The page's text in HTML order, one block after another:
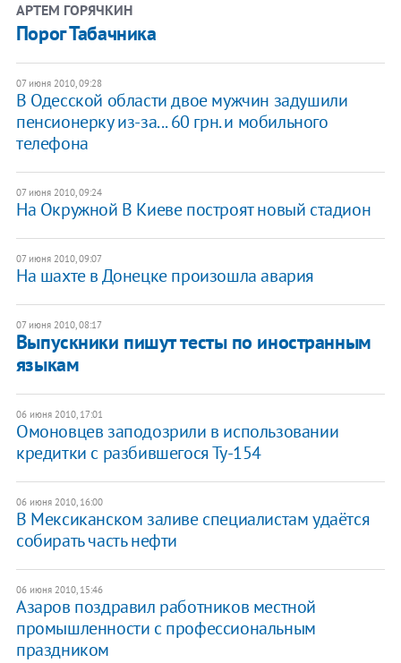
АРТЕМ ГОРЯЧКИН
Порог Табачника
07 июня 2010, 09:28
В Одесской области двое мужчин задушили
пенсионерку из-за... 60 грн. и мобильного
телефона
07 июня 2010, 09:24
На Окружной В Киеве построят новый стадион
07 июня 2010, 09:07
На шахте в Донецке произошла авария
07 июня 2010, 08:17
Выпускники пишут тесты по иностранным
языкам
06 июня 2010, 17:01
Омоновцев заподозрили в использовании
кредитки с разбившегося Ту-154
06 июня 2010, 16:00
В Мексиканском заливе специалистам удаётся
собирать часть нефти
06 июня 2010, 15:46
Азаров поздравил работников местной
промышленности с профессиональным
праздником